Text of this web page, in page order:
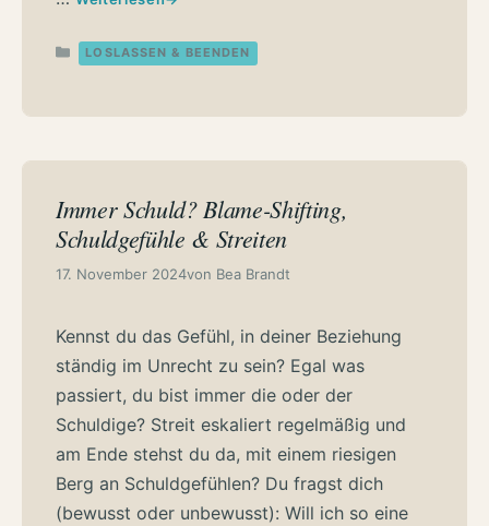
Kategorien
LOSLASSEN & BEENDEN
Immer Schuld? Blame-Shifting,
Schuldgefühle & Streiten
17. November 2024von Bea Brandt
Kennst du das Gefühl, in deiner Beziehung
ständig im Unrecht zu sein? Egal was
passiert, du bist immer die oder der
Schuldige? Streit eskaliert regelmäßig und
am Ende stehst du da, mit einem riesigen
Berg an Schuldgefühlen? Du fragst dich
(bewusst oder unbewusst): Will ich so eine